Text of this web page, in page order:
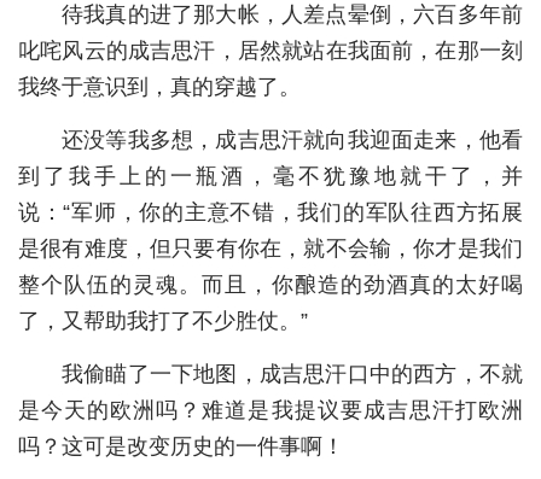
科教
健康
悠游
相亲
汽车
房产
消费
创意
文化
待我真的进了那大帐，人差点晕倒，六百多年前
叱咤风云的成吉思汗，居然就站在我面前，在那一刻
我终于意识到，真的穿越了。
还没等我多想，成吉思汗就向我迎面走来，他看
到了我手上的一瓶酒，毫不犹豫地就干了，并
说：“军师，你的主意不错，我们的军队往西方拓展
是很有难度，但只要有你在，就不会输，你才是我们
整个队伍的灵魂。而且，你酿造的劲酒真的太好喝
了，又帮助我打了不少胜仗。”
我偷瞄了一下地图，成吉思汗口中的西方，不就
是今天的欧洲吗？难道是我提议要成吉思汗打欧洲
吗？这可是改变历史的一件事啊！